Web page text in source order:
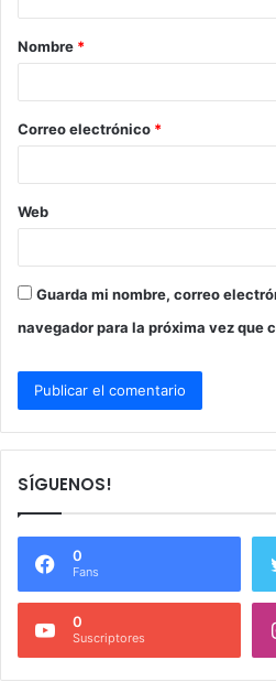
a
r
*
Nombre *
Correo electrónico *
Web
Guarda mi nombre, correo
navegador para la próxima vez que
SÍGUENOS!
0
Fans
0
Suscriptores